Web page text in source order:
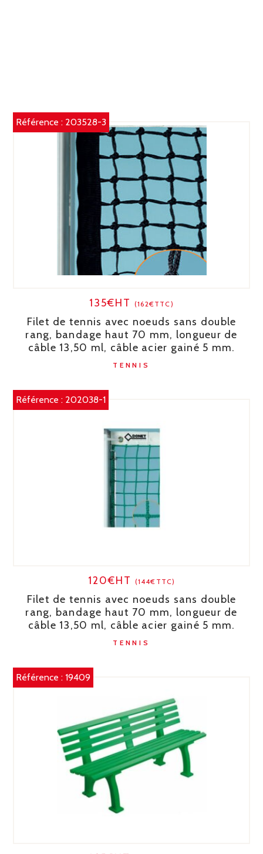
Référence : 203528-3
135€HT(162€TTC)
Filet de tennis avec noeuds sans double
rang, bandage haut 70 mm, longueur de
câble 13,50 ml, câble acier gainé 5 mm.
TENNIS
Référence : 202038-1
120€HT (144€TTC)
Filet de tennis avec noeuds sans double
rang, bandage haut 70 mm, longueur de
câble 13,50 ml, câble acier gainé 5 mm.
TENNIS
Référence :19409